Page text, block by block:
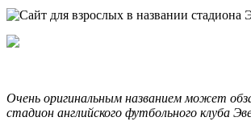
Очень оригинальным названием может
стадион английского футбольного клуба